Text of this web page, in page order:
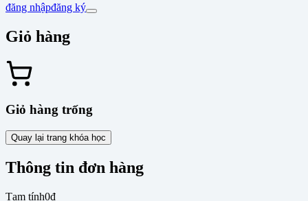
đăng nhậpđăng ký
Giỏ hàng
Giỏ hàng trống
Quay lại trang khóa học
Thông tin đơn hàng
Tạm tính0đ